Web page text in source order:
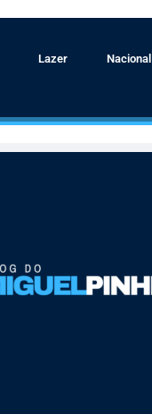
Lazer Nacional